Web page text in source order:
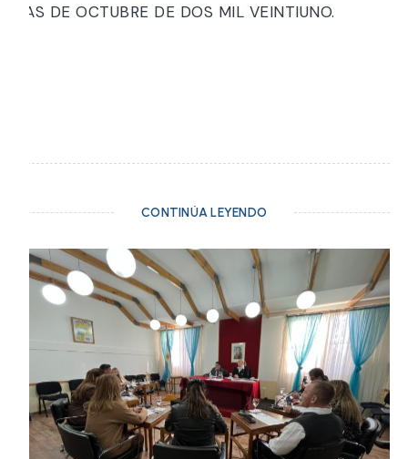
DÍAS DE OCTUBRE DE DOS MIL VEINTIUNO.
CONTINÚA LEYENDO